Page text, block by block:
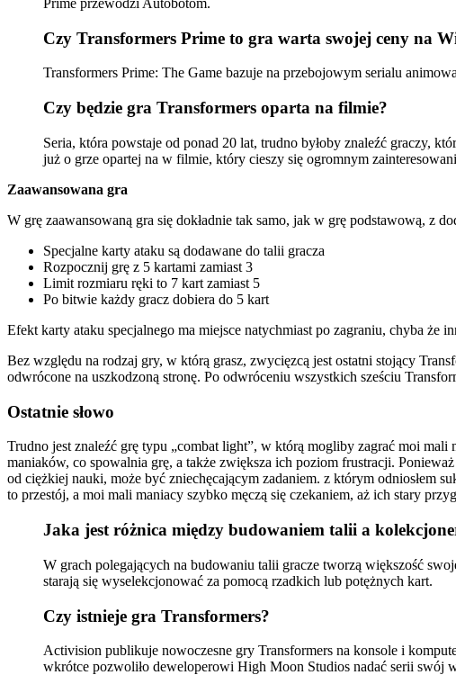
Prime przewodzi Autobotom.
Czy Transformers Prime to gra warta swojej ceny na
Transformers Prime: The Game bazuje na przebojowym serialu
Czy będzie gra Transformers oparta na filmie?
Seria, która powstaje od ponad 20 lat, trudno byłoby znaleźć graczy,
już o grze opartej na w filmie, który cieszy się ogromnym
Zaawansowana gra
W grę zaawansowaną gra się dokładnie tak samo, jak w grę podstawową, z
Specjalne karty ataku są dodawane do talii gracza
Rozpocznij grę z 5 kartami zamiast 3
Limit rozmiaru ręki to 7 kart zamiast 5
Po bitwie każdy gracz dobiera do 5 kart
Efekt karty ataku specjalnego ma miejsce natychmiast po zagraniu, chyba że
Bez względu na rodzaj gry, w którą grasz, zwycięzcą jest ostatni stojący
odwrócone na uszkodzoną stronę. Po odwróceniu wszystkich sześciu
Ostatnie słowo
Trudno jest znaleźć grę typu „combat light”, w którą mogliby zagrać moi
maniaków, co spowalnia grę, a także zwiększa ich poziom frustracji.
od ciężkiej nauki, może być zniechęcającym zadaniem. z którym odniosłem
to przestój, a moi mali maniacy szybko męczą się czekaniem, aż ich stary
Jaka jest różnica między budowaniem talii a
W grach polegających na budowaniu talii gracze tworzą większość
starają się wyselekcjonować za pomocą rzadkich lub potężnych kart.
Czy istnieje gra Transformers?
Activision publikuje nowoczesne gry Transformers na konsole i
wkrótce pozwoliło deweloperowi High Moon Studios nadać serii swój